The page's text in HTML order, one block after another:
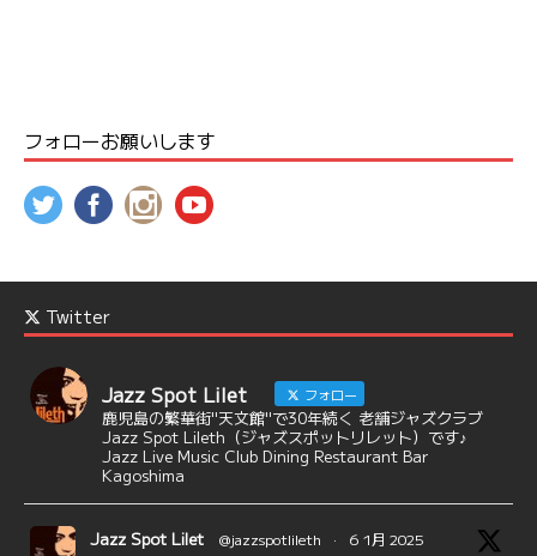
フォローお願いします
Twitter
Jazz Spot Lilet フォロー
鹿児島の繁華街"天文館"で30年続く 老舗ジャズクラブ
Jazz Spot Lileth（ジャズスポットリレット）です♪
Jazz Live Music Club Dining Restaurant Bar
Kagoshima
Jazz Spot Lilet @jazzspotlileth · 6 1月 2025